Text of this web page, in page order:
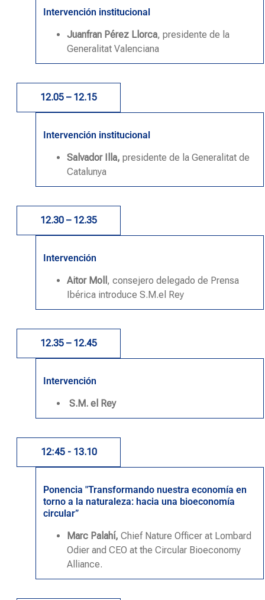
Intervención institucional
Juanfran Pérez Llorca, presidente de la
Generalitat Valenciana
12.05 – 12.15
Intervención institucional
Salvador Illa, presidente de la Generalitat de
Catalunya
12.30 – 12.35
Intervención
Aitor Moll , consejero delegado de Prensa
Ibérica introduce S.M.el Rey
12.35 – 12.45
Intervención
S.M. el Rey
12:45 - 13.10
Ponencia "Transformando nuestra economía en
torno a la naturaleza: hacia una bioeconomía
circular”
Marc Palahí, Chief Nature Officer at Lombard
Odier and CEO at the Circular Bioeconomy
Alliance.